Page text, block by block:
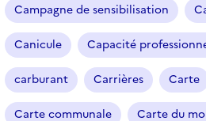
Campagne de sensibilisation
Canicule Capacité
carburant Carrières Carte
Carte communale Carte du